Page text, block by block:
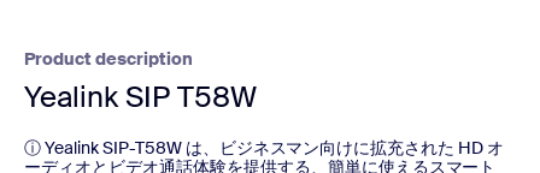
Product description
Yealink SIP T58W
ⓘ Yealink SIP-T58W は、ビジネスマン向けに拡充された HD オ
ーディオとビデオ通話体験を提供する、簡単に使えるスマート